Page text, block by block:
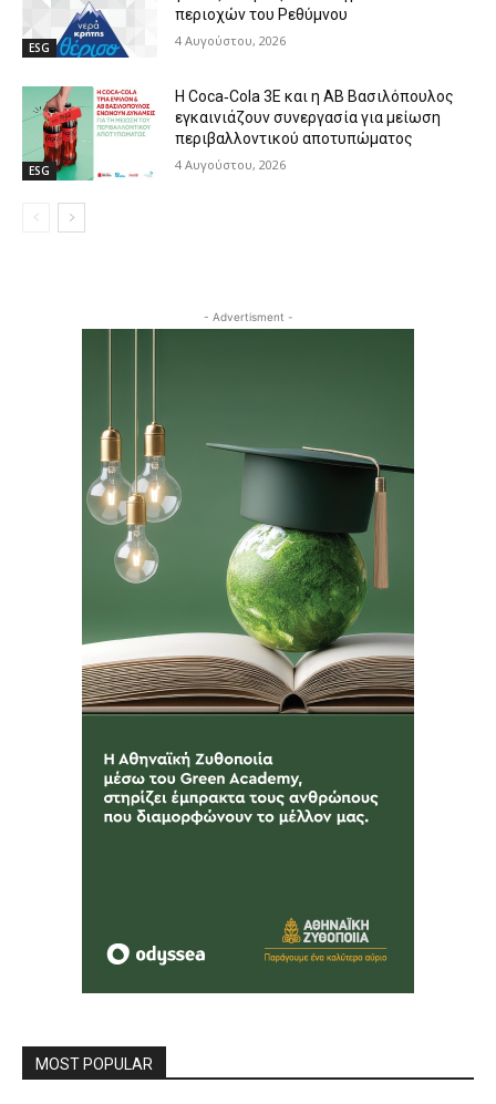
ESG
περιοχών του Ρεθύμνου
4 Αυγούστου, 2026
ESG
Η Coca‑Cola 3E και η ΑΒ Βασιλόπουλος
εγκαινιάζουν συνεργασία για μείωση
περιβαλλοντικού αποτυπώματος
4 Αυγούστου, 2026
- Advertisment -
MOST POPULAR